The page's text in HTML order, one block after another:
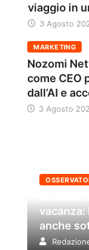
viaggio in
3 Agosto
MARKETING
Nozomi
come CEO
dall’AI e
3 Agosto
anche